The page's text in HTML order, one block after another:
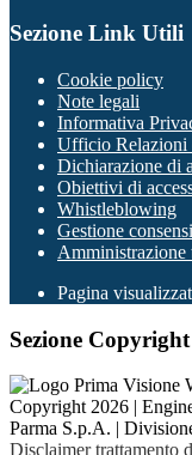
Sezione Link Utili
Cookie policy
Note legali
Informativa
Ufficio Relazioni
Dichiarazione di
Obiettivi di
Whistleblowing
Gestione
Amministrazione
Pagina
Sezione Copyright
Copyright 2026 |
Parma S.p.A. |
Disclaimer trattamento